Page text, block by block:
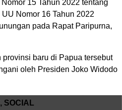
15 Tahun 2022 tentang
Nomor 16 Tahun 2022
pada Rapat Paripurna,
baru di Papua tersebut
oleh Presiden Joko Widodo
SOCIAL